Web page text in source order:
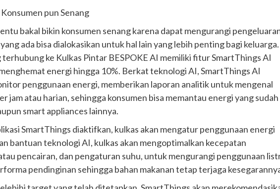
pun Senang
bakal bikin konsumen senang karena dapat mengurangi
ada bisa dialokasikan untuk hal lain yang lebih penting bagi keluarga.
ke Kulkas Pintar BESPOKE AI memiliki fitur SmartThings AI
energi hingga 10%. Berkat teknologi AI, SmartThings AI
penggunaan energi, memberikan laporan analitik untuk mengenal
jam atau harian, sehingga konsumen bisa memantau energi yang sudah
smart appliances lainnya.
SmartThings diaktifkan, kulkas akan mengatur penggunaan energi
bantuan teknologi AI, kulkas akan mengoptimalkan kecepatan
pencairan, dan pengaturan suhu, untuk mengurangi penggunaan
pendinginan sehingga bahan makanan tetap terjaga
Otomotif
Ducati Collezione 100 Debut di
Mugello, Usung 10 Desain
2 months ago Redaksi
JAK ONE – Perayaan satu abad perjalanan
terbatas yang mengangkat kembali sejumlah
livery paling...